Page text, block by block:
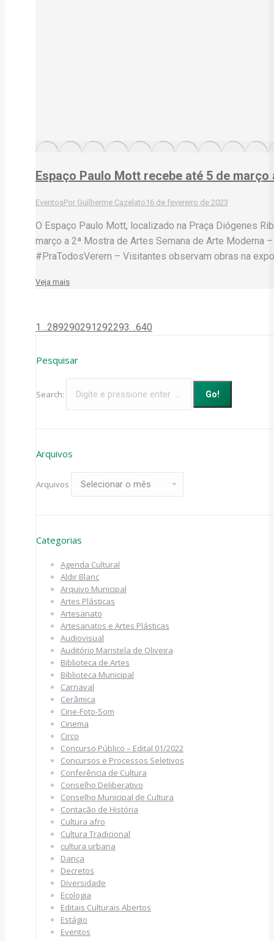
Espaço Paulo Mott recebe até 5 de
EventosPor Guilherme Cazelato16 de fevereiro de 2023
O Espaço Paulo Mott, localizado na Praça Diógenes
março a 2ª Mostra de Artes Semana de Arte
#PraTodosVerem – Visitantes observam obras na
Veja mais
1 …289290291 292293…640
Pesquisar
Search:
Arquivos
Arquivos
Categorias
Agenda Cultural
Aldir Blanc
Arquivo Municipal
Artes Plásticas
Artesanato
Artesanatos e Artes Plásticas
Audiovisual
Auditório Maristela de Oliveira
Biblioteca de Artes
Biblioteca Municipal
Carnaval
Cerâmica
Cine-Foto-Som
Cinema
Circo
Concurso Público – Edital 01/2022
Concursos e Processos Seletivos
Conferência de Cultura
Conselho Deliberativo
Conselho Municipal de Cultura
Contação de História
Cultura afro
Cultura Tradicional
cultura urbana
Dança
Decretos
Diversidade
Ecologia
Editais Culturais Abertos
Estágio
Eventos